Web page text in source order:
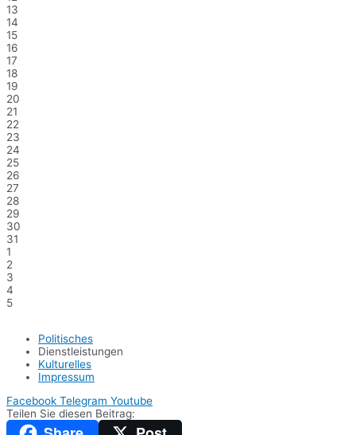
13
14
15
16
17
18
19
20
21
22
23
24
25
26
27
28
29
30
31
1
2
3
4
5
Politisches
Dienstleistungen
Kulturelles
Impressum
Facebook Telegram Youtube
Teilen Sie diesen Beitrag: